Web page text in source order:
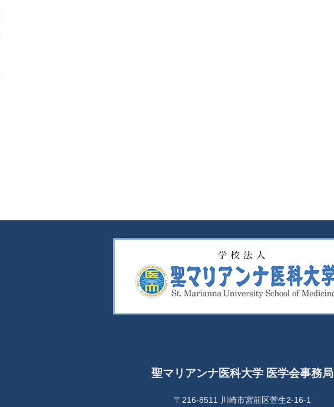
聖マリアンナ医科大学 医学会事務局
〒216-8511 川崎市宮前区菅生2-16-1